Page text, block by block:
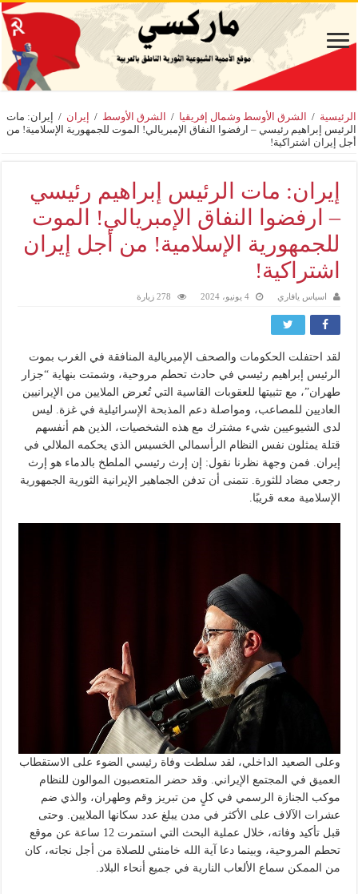
الرئيسية / الشرق الأوسط وشمال إفريقيا / الشرق الأوسط / إيران /
إيران: مات
الرئيس إبراهيم رئيسي – ارفضوا النفاق الإمبريالي! الموت للجمهورية الإسلامية! من
أجل إيران اشتراكية!
إيران: مات الرئيس إبراهيم رئيسي
– ارفضوا النفاق الإمبريالي! الموت
للجمهورية الإسلامية! من أجل إيران
اشتراكية!
اسياس يافاري 4 يونيو، 2024 278 زيارة
لقد احتفلت الحكومات والصحف الإمبريالية المنافقة في الغرب بموت
الرئيس إبراهيم رئيسي في حادث تحطم مروحية، وشمتت بنهاية “جزار
طهران”، مع تثبيتها للعقوبات القاسية التي تُعرض الملايين من الإيرانيين
العاديين للمصاعب، ومواصلة دعم المذبحة الإسرائيلية في غزة. ليس
لدى الشيوعيين شيء مشترك مع هذه الشخصيات، الذين هم أنفسهم
قتلة يمثلون نفس النظام الرأسمالي الخسيس الذي يحكمه الملالي في
إيران. فمن وجهة نظرنا نقول: إن إرث رئيسي الملطخ بالدماء هو إرث
رجعي مضاد للثورة. نتمنى أن تدفن الجماهير الإيرانية الثورية الجمهورية
الإسلامية معه قريبًا.
وعلى الصعيد الداخلي، لقد سلطت وفاة رئيسي الضوء على الاستقطاب
العميق في المجتمع الإيراني. وقد حضر المتعصبون الموالون للنظام
موكب الجنازة الرسمي في كلٍ من تبريز وقم وطهران، والذي ضم
عشرات الآلاف على الأكثر في مدن يبلغ عدد سكانها الملايين. وحتى
قبل تأكيد وفاته، خلال عملية البحث التي استمرت 12 ساعة عن موقع
تحطم المروحية، وبينما دعا آية الله خامنئي للصلاة من أجل نجاته، كان
من الممكن سماع الألعاب النارية في جميع أنحاء البلاد.